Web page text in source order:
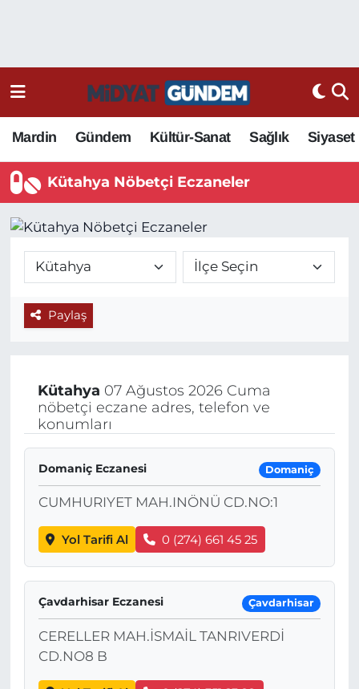
Mardin Gündem Kültür-Sanat Sağlık Siyaset
Kütahya Nöbetçi Eczaneler
Paylaş
Kütahya 07 Ağustos 2026 Cuma
nöbetçi eczane adres, telefon ve
konumları
Domaniç Eczanesi Domaniç
CUMHURIYET MAH.INÖNÜ CD.NO:1
Yol Tarifi Al 0 (274) 661 45 25
Çavdarhisar Eczanesi Çavdarhisar
CERELLER MAH.İSMAİL TANRIVERDİ
CD.NO8 B